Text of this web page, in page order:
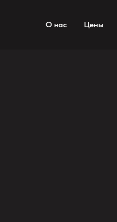
ECO
О нас Цены